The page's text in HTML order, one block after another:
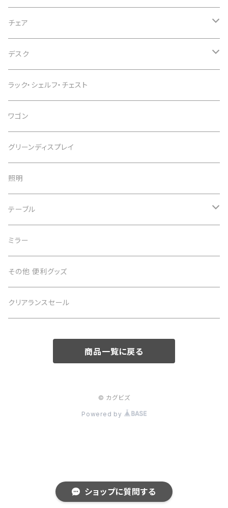
ショップに質問する
チェア
オフィスチェア
インテリアチェア
カウンターチェア
スツール
デスク
デスク
スタンディングデスク
デスクワゴン
デスク周辺用品
子供用デスク
ラック・シェルフ・チェスト
ワゴン
グリーンディスプレイ
照明
テーブル
テーブル
サイドテーブル
ミラー
その他 便利グッズ
クリアランスセール
商品一覧に戻る
© カグビズ
Powered by